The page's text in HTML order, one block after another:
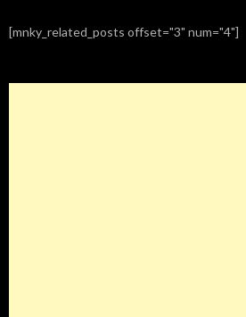
[mnky_related_posts offset="3" num="4"]